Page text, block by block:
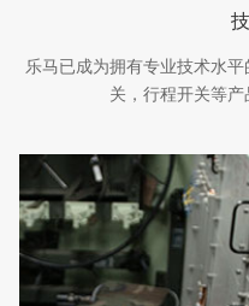
乐马已成为拥有专业技术水
关，行程开关等